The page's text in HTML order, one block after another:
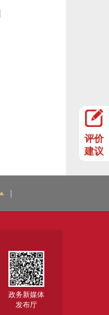
评价
建议
政务新媒体
发布厅